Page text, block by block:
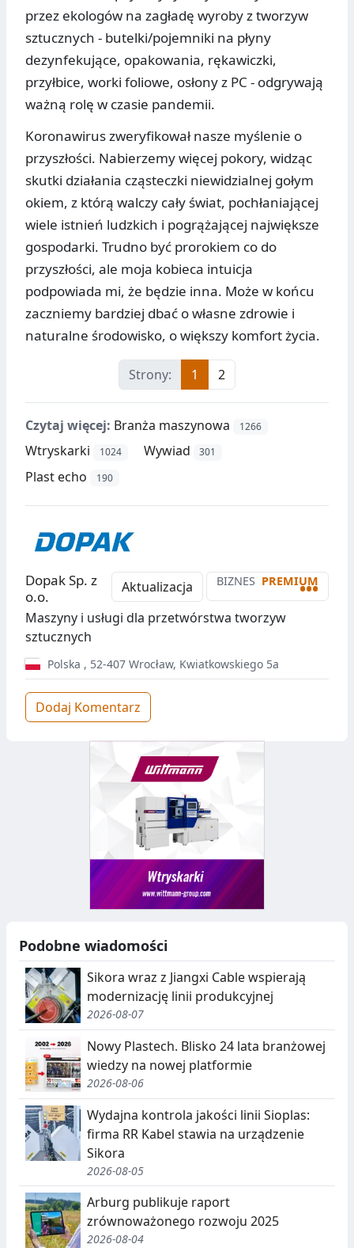
przez ekologów na zagładę wyroby z tworzyw
sztucznych - butelki/pojemniki na płyny
dezynfekujące, opakowania, rękawiczki,
przyłbice, worki foliowe, osłony z PC - odgrywają
ważną rolę w czasie pandemii.
Koronawirus zweryfikował nasze myślenie o
przyszłości. Nabierzemy więcej pokory, widząc
skutki działania cząsteczki niewidzialnej gołym
okiem, z którą walczy cały świat, pochłaniającej
wiele istnień ludzkich i pogrążającej największe
gospodarki. Trudno być prorokiem co do
przyszłości, ale moja kobieca intuicja
podpowiada mi, że będzie inna. Może w końcu
zaczniemy bardziej dbać o własne zdrowie i
naturalne środowisko, o większy komfort życia.
Strony: 1 2
Czytaj więcej: Branża maszynowa 1266
Wtryskarki 1024 Wywiad 301
Plast echo 190
Aktualizacja BIZNES PREMIUM
•••
Dopak Sp. z
o.o.
Maszyny i usługi dla przetwórstwa tworzyw
sztucznych
Polska , 52-407 Wrocław, Kwiatkowskiego 5a
Dodaj Komentarz
Podobne wiadomości
Sikora wraz z Jiangxi Cable wspierają
modernizację linii produkcyjnej
2026-08-07
Nowy Plastech. Blisko 24 lata branżowej
wiedzy na nowej platformie
2026-08-06
Wydajna kontrola jakości linii Sioplas:
firma RR Kabel stawia na urządzenie
Sikora
2026-08-05
Arburg publikuje raport
zrównoważonego rozwoju 2025
2026-08-04